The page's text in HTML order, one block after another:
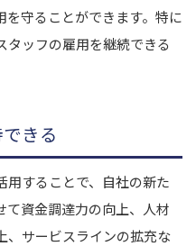
守ることができます。特に
タッフの雇用を継続できる
きる
用することで、自社の新た
て資金調達力の向上、人材
、サービスラインの拡充な